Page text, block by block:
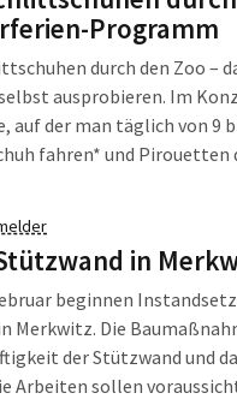
Programm
durch den Zoo –
ausprobieren. Im
auf der man täglich von 9
fahren* und Pirouetten
in
beginnen
Merkwitz. Die
der Stützwand und
Arbeiten sollen